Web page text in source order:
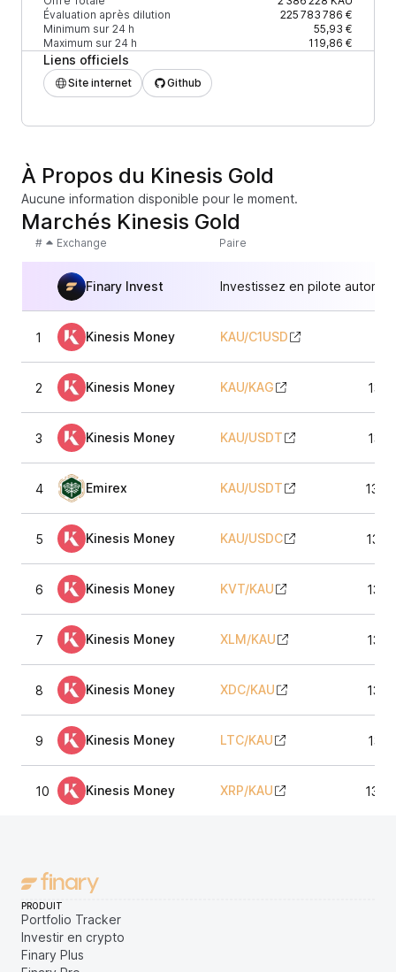
Évaluation après dilution
225 783 786 €
Minimum sur 24 h
55,93 €
Maximum sur 24 h
119,86 €
Liens officiels
Site internet Github
À Propos du Kinesis Gold
Aucune information disponible pour le moment.
Marchés Kinesis Gold
# Exchange Paire
Finary Invest Investissez en pilote
1 Kinesis Money KAU/C1USD
2 Kinesis Money KAU/KAG
3 Kinesis Money KAU/USDT
4 Emirex KAU/USDT
5 Kinesis Money KAU/USDC
6 Kinesis Money KVT/KAU
7 Kinesis Money XLM/KAU
8 Kinesis Money XDC/KAU
9 Kinesis Money LTC/KAU
10 Kinesis Money XRP/KAU
PRODUIT
Portfolio Tracker
Investir en crypto
Finary Plus